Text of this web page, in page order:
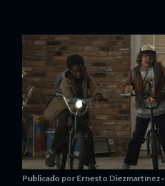
Publicado por Ernesto Diezmartínez